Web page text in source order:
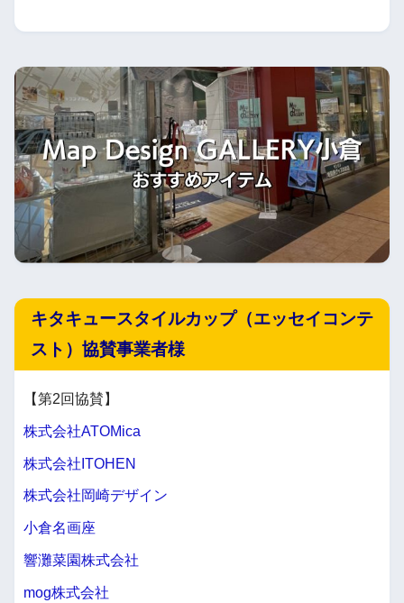
キタキュースタイルカップ（エッセイコンテ
スト）協賛事業者様
【第2回協賛】
株式会社ATOMica
株式会社ITOHEN
株式会社岡崎デザイン
小倉名画座
響灘菜園株式会社
mog株式会社